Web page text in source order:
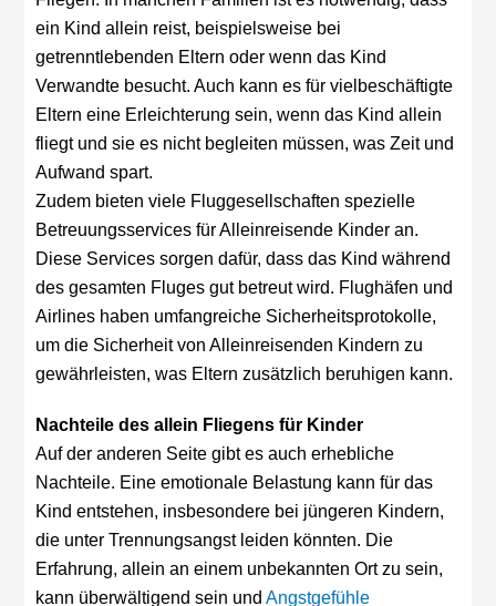
ein Kind allein reist, beispielsweise bei
getrenntlebenden Eltern oder wenn das Kind
Verwandte besucht. Auch kann es für vielbeschäftigte
Eltern eine Erleichterung sein, wenn das Kind allein
fliegt und sie es nicht begleiten müssen, was Zeit und
Aufwand spart.
Zudem bieten viele Fluggesellschaften spezielle
Betreuungsservices für Alleinreisende Kinder an.
Diese Services sorgen dafür, dass das Kind während
des gesamten Fluges gut betreut wird. Flughäfen und
Airlines haben umfangreiche Sicherheitsprotokolle,
um die Sicherheit von Alleinreisenden Kindern zu
gewährleisten, was Eltern zusätzlich beruhigen kann.
Nachteile des allein Fliegens für Kinder
Auf der anderen Seite gibt es auch erhebliche
Nachteile. Eine emotionale Belastung kann für das
Kind entstehen, insbesondere bei jüngeren Kindern,
die unter Trennungsangst leiden könnten. Die
Erfahrung, allein an einem unbekannten Ort zu sein,
kann überwältigend sein undAngstgefühle